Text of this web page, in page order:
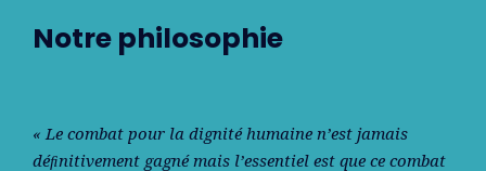
Notre philosophie
« Le combat pour la dignité humaine n’est jamais
déﬁnitivement gagné mais l’essentiel est que ce combat